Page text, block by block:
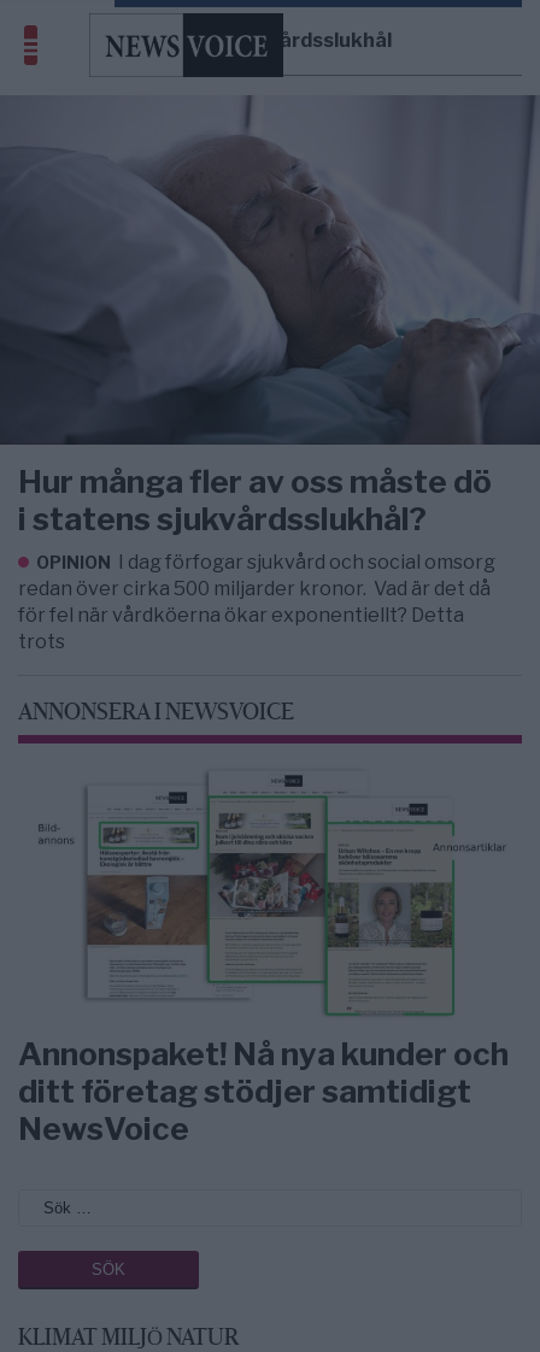
statens sjukvårdsslukhål
Hur många fler av oss måste dö
i statens sjukvårdsslukhål?
OPINION I dag förfogar sjukvård och social omsorg
redan över cirka 500 miljarder kronor. Vad är det då
för fel när vårdköerna ökar exponentiellt? Detta
trots
ANNONSERA I NEWSVOICE
Annonspaket! Nå nya kunder och
ditt företag stödjer samtidigt
NewsVoice
KLIMAT MILJÖ NATUR